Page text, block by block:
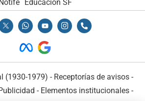
Educacion SF
(1930-1979) - Receptorías de avisos -
- Elementos institucionales-